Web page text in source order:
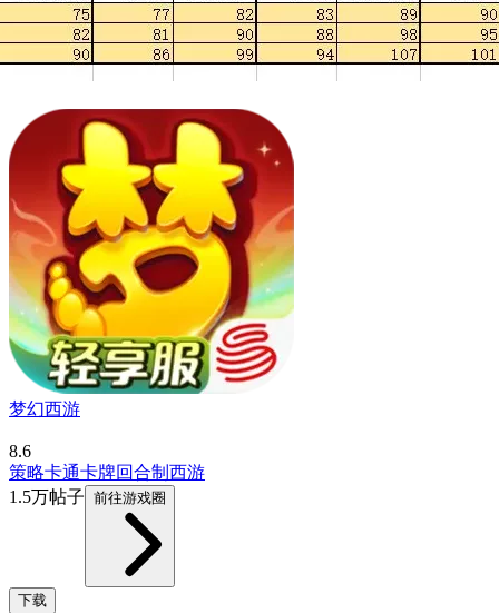
梦幻西游
8.6
策略卡通卡牌回合制 西游
1.5万帖子 前往游戏圈
下载